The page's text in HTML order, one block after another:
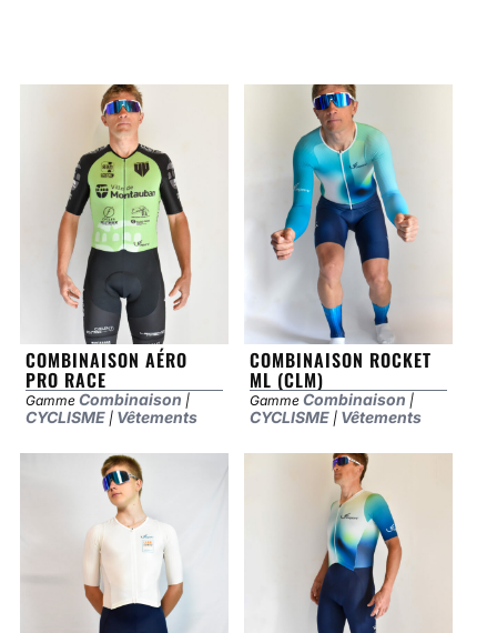
COMBINAISON AÉRO
PRO RACE
Gamme Combinaison |
CYCLISME | Vêtements
COMBINAISON ROCKET
ML (CLM)
Gamme Combinaison |
CYCLISME| Vêtements